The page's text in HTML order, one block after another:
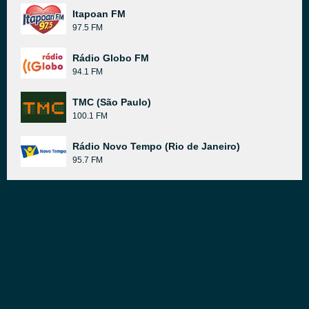
Itapoan FM
97.5 FM
Rádio Globo FM
94.1 FM
TMC (São Paulo)
100.1 FM
Rádio Novo Tempo (Rio de Janeiro)
95.7 FM